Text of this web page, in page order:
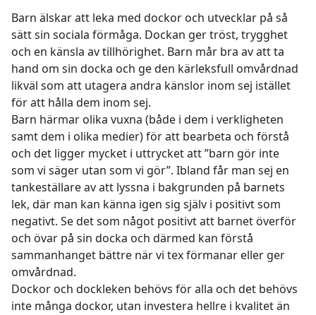
Barn älskar att leka med dockor och utvecklar på så
sätt sin sociala förmåga. Dockan ger tröst, trygghet
och en känsla av tillhörighet. Barn mår bra av att ta
hand om sin docka och ge den kärleksfull omvårdnad
likväl som att utagera andra känslor inom sej istället
för att hålla dem inom sej.
Barn härmar olika vuxna (både i dem i verkligheten
samt dem i olika medier) för att bearbeta och förstå
och det ligger mycket i uttrycket att ”barn gör inte
som vi säger utan som vi gör”. Ibland får man sej en
tankeställare av att lyssna i bakgrunden på barnets
lek, där man kan känna igen sig själv i positivt som
negativt. Se det som något positivt att barnet överför
och övar på sin docka och därmed kan förstå
sammanhanget bättre när vi tex förmanar eller ger
omvårdnad.
Dockor och dockleken behövs för alla och det behövs
inte många dockor, utan investera hellre i kvalitet än